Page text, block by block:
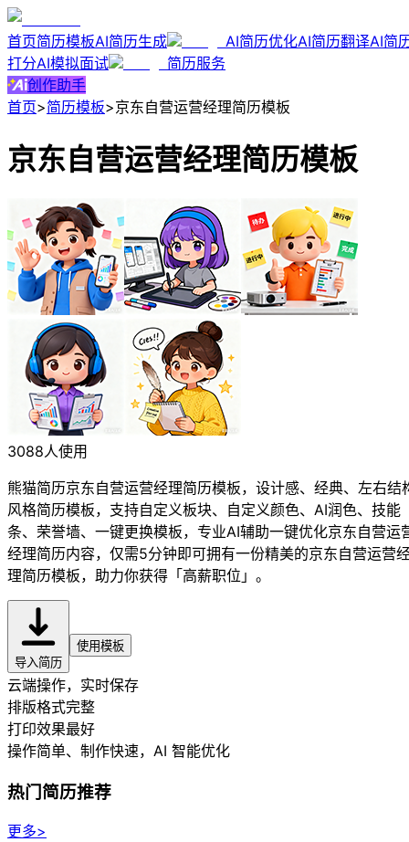
首页简历模板AI简历生成 AI简历优化AI简历翻译AI简
打分AI模拟面试
简历服务
创作助手
首页>简历模板>京东自营运营经理简历模板
京东自营运营经理简历模板
3088人使用
熊猫简历京东自营运营经理简历模板，设计感、经典、左右结
风格简历模板，支持自定义板块、自定义颜色、AI润色、技能
条、荣誉墙、一键更换模板，专业AI辅助一键优化京东自营运
经理简历内容，仅需5分钟即可拥有一份精美的京东自营运营
理简历模板，助力你获得「高薪职位」。
导入简历
使用模板
云端操作，实时保存
排版格式完整
打印效果最好
操作简单、制作快速，AI 智能优化
热门简历推荐
更多>